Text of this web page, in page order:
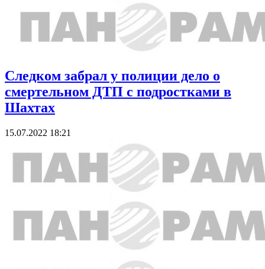
Следком забрал у полиции дело о
смертельном ДТП с подростками в
Шахтах
15.07.2022 18:21